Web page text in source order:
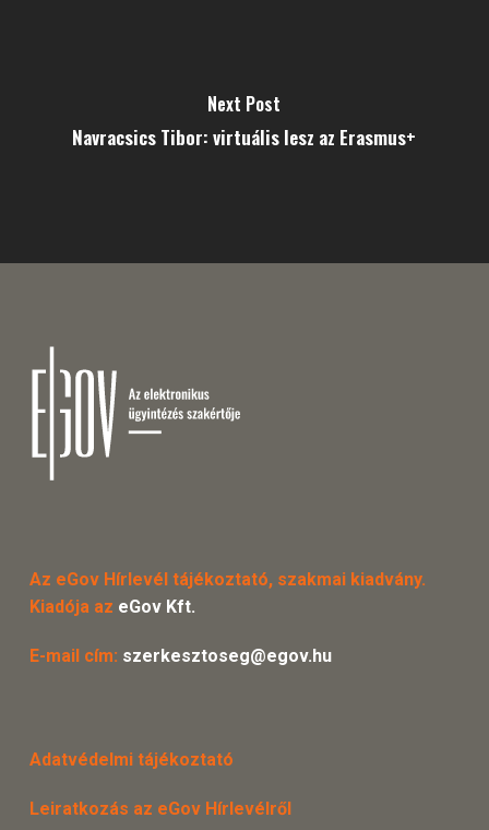
Next Post
Navracsics Tibor: virtuális lesz az Erasmus+
Az eGov Hírlevél tájékoztató, szakmai kiadvány.
Kiadója az eGov Kft.
E-mail cím: szerkesztoseg@egov.hu
Adatvédelmi tájékoztató
Leiratkozás az eGov Hírlevélről